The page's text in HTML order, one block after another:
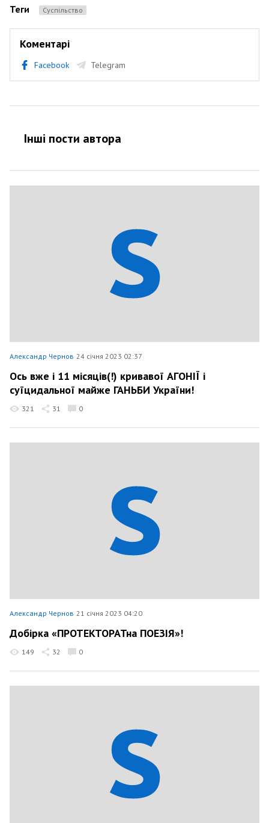
Теги Суспільство
Коментарі
Facebook Telegram
Інші пости автора
Александр Чернов 24 січня 2023 02:37
Ось вже і 11 місяців(!) кривавої АГОНІЇ і
суїцидальної майже ГАНЬБИ України!
321 31 0
Александр Чернов 21 січня 2023 04:20
Добірка «ПРОТЕКТОРАТна ПОЕЗІЯ»!
149 32 0